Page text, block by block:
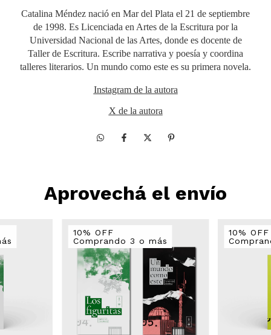
Catalina Méndez nació en Mar del Plata el 21 de septiembre
de 1998. Es Licenciada en Artes de la Escritura por la
Universidad Nacional de las Artes, donde es docente de
Taller de Escritura. Escribe narrativa y poesía y coordina
talleres literarios. Un mundo como este es su primera novela.
Instagram de la autora
X de la autora
Aprovechá el envío
10% OFF
Comprando 3 o más
10% OFF